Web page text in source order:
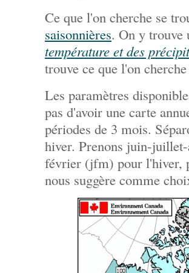
Ce que l'on cherche se
saisonnières. On y trouve
température et des
trouve ce que l'on
Les paramètres
pas d'avoir une carte
périodes de 3 mois.
hiver. Prenons juin-
février (jfm) pour l'hiver,
nous suggère comme